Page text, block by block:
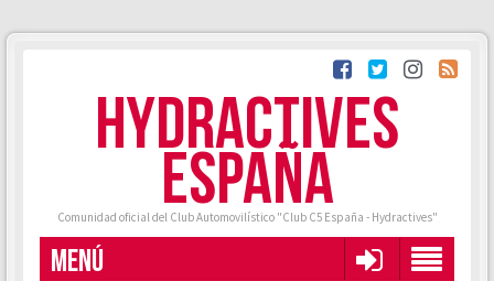
HYDRACTIVES
ESPAÑA
Comunidad oficial del Club Automovilístico "Club C5 España - Hydractives"
MENÚ